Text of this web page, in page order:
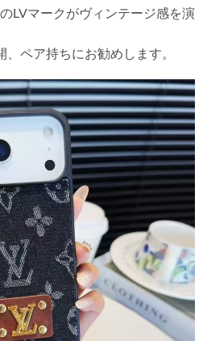
LVマークがヴィンテージ感を演
ペア持ちにお勧めします。